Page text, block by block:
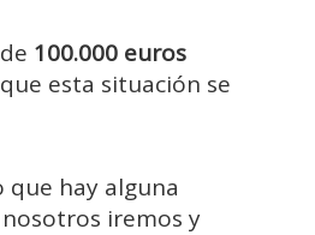
100.000 euros
esta situación se
que hay alguna
iremos y